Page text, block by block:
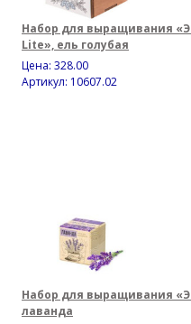
Набор для выращивания
Lite», ель голубая
Цена: 328.00
Артикул: 10607.02
Набор для выращивания
лаванда